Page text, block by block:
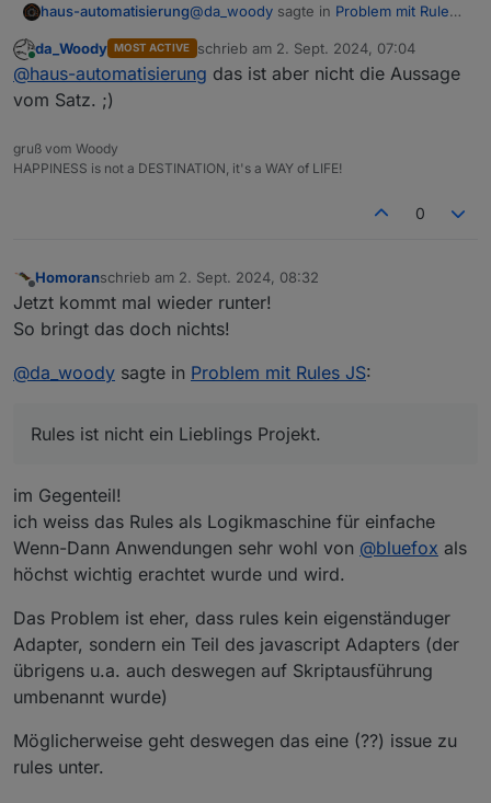
haus-automatisierung@da_woody sagte in Problem mit Rules
Den 2. Satz verstehe ich nicht. Du
Online
da_Woody MOST ACTIVE schrieb am 2. Sept. 2024, 07:04
zuletzt editiert von
@haus-automatisierung das ist aber nicht die Aussage
vom Satz. ;)
gruß vom Woody
HAPPINESS is not a DESTINATION, it's a WAY of LIFE!
0
Offline
Homoranschrieb am 2. Sept. 2024, 08:32
zuletzt editiert von
Jetzt kommt mal wieder runter!
So bringt das doch nichts!
@da_woody sagte in Problem mit Rules JS:
Rules ist nicht ein Lieblings Projekt.
im Gegenteil!
ich weiss das Rules als Logikmaschine für einfache
Wenn-Dann Anwendungen sehr wohl von @bluefox als
höchst wichtig erachtet wurde und wird.
Das Problem ist eher, dass rules kein eigenständuger
Adapter, sondern ein Teil des javascript Adapters (der
übrigens u.a. auch deswegen auf Skriptausführung
umbenannt wurde)
Möglicherweise geht deswegen das eine (??) issue zu
rules unter.